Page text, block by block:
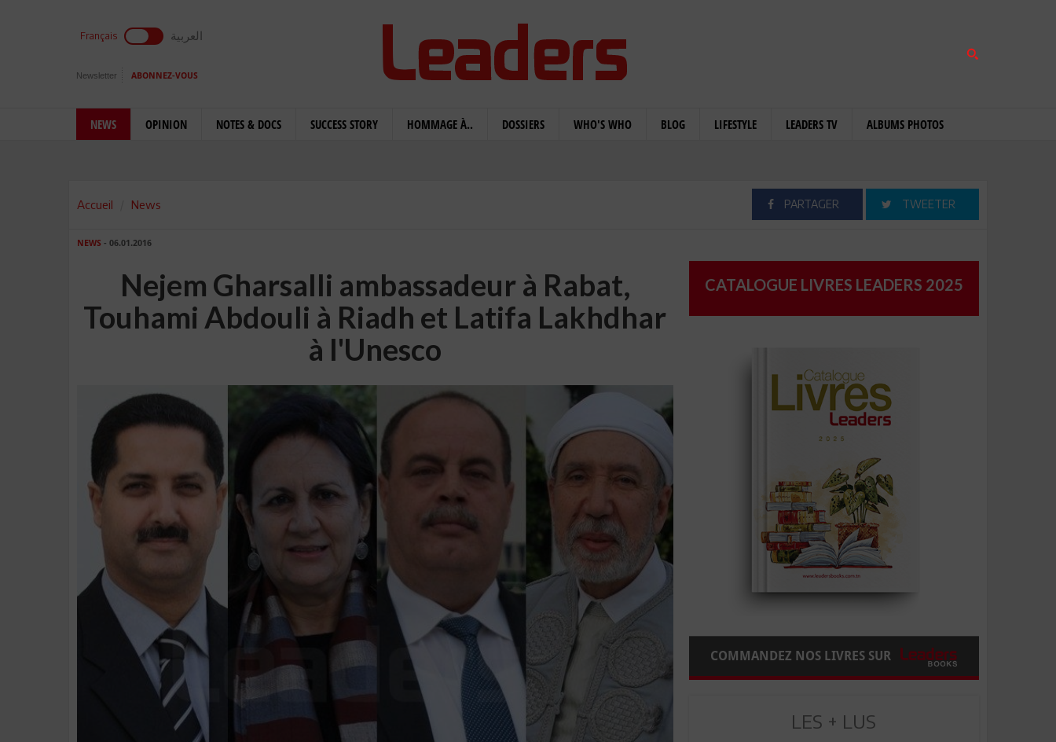
Français العربية
Newsletter ABONNEZ-VOUS
NEWS OPINION NOTES & DOCS SUCCESS STORY HOMMAGE À.. DOSSIERS WHO'S WHO BLOG LIFESTYLE LEADERS TV ALBUMS PHOTOS
Accueil News PARTAGER TWEETER
NEWS - 06.01.2016
Nejem Gharsalli ambassadeur à Rabat,
Touhami Abdouli à Riadh et Latifa Lakhdhar
à l'Unesco
CATALOGUE LIVRES LEADERS 2025
COMMANDEZ NOS LIVRES SUR
LES + LUS